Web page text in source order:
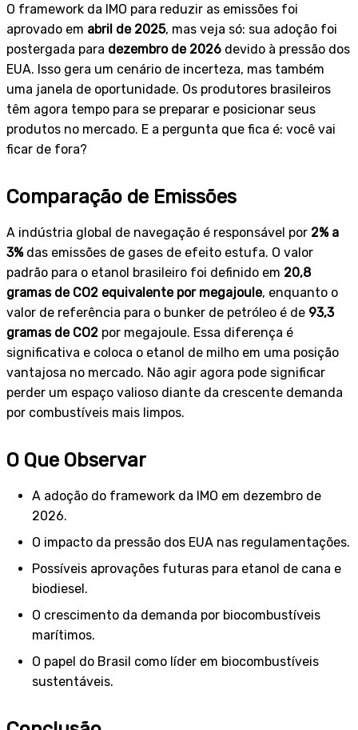
O framework da IMO para reduzir as emissões foi
aprovado em abril de 2025, mas veja só: sua adoção foi
postergada para dezembro de 2026 devido à pressão dos
EUA. Isso gera um cenário de incerteza, mas também
uma janela de oportunidade. Os produtores brasileiros
têm agora tempo para se preparar e posicionar seus
produtos no mercado. E a pergunta que fica é: você vai
ficar de fora?
Comparação de Emissões
A indústria global de navegação é responsável por 2% a
3%das emissões de gases de efeito estufa. O valor
padrão para o etanol brasileiro foi definido em 20,8
gramas de CO2 equivalente por megajoule, enquanto o
valor de referência para o bunker de petróleo é de 93,3
gramas de CO2 por megajoule. Essa diferença é
significativa e coloca o etanol de milho em uma posição
vantajosa no mercado. Não agir agora pode significar
perder um espaço valioso diante da crescente demanda
por combustíveis mais limpos.
O Que Observar
A adoção do framework da IMO em dezembro de
2026.
O impacto da pressão dos EUA nas regulamentações.
Possíveis aprovações futuras para etanol de cana e
biodiesel.
O crescimento da demanda por biocombustíveis
marítimos.
O papel do Brasil como líder em biocombustíveis
sustentáveis.